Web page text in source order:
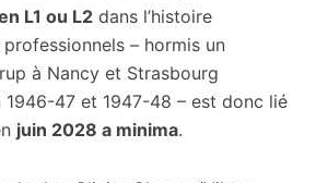
L1 ou L2 dans l’histoire
– hormis un
à Nancy et Strasbourg
1946-47 et 1947-48 – est donc lié
juin 2028 a minima.